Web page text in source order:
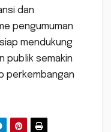
dan
pengumuman
mendukung
publik semakin
perkembangan